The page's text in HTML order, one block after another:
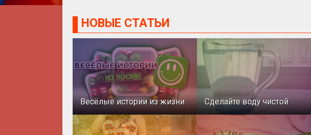
НОВЫЕ СТАТЬИ
Весёлые истории из жизни Сделайте воду чистой